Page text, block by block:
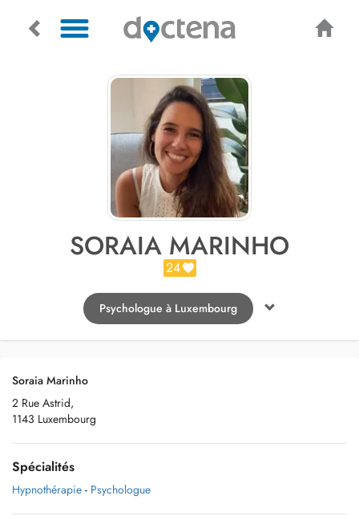
SORAIA MARINHO
24
Psychologue à Luxembourg
Soraia Marinho
2 Rue Astrid,
1143 Luxembourg
Spécialités
Hypnothérapie - Psychologue